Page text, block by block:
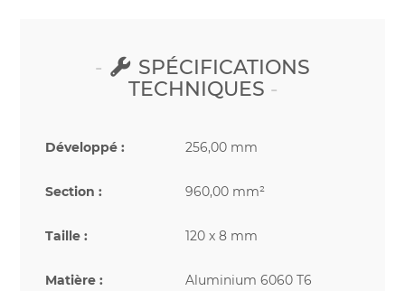
SPÉCIFICATIONS
TECHNIQUES
Développé : 256,00 mm
Section : 960,00 mm²
Taille : 120 x 8 mm
Matière : Aluminium 6060 T6